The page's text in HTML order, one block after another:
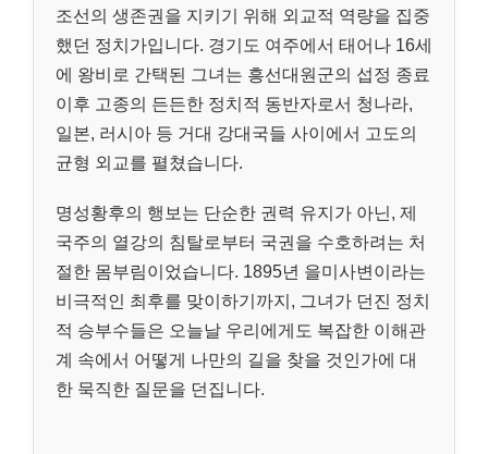
조선의 생존권을 지키기 위해 외교적 역량을 집중
했던 정치가입니다. 경기도 여주에서 태어나 16세
에 왕비로 간택된 그녀는 흥선대원군의 섭정 종료
이후 고종의 든든한 정치적 동반자로서 청나라,
일본, 러시아 등 거대 강대국들 사이에서 고도의
균형 외교를 펼쳤습니다.
명성황후의 행보는 단순한 권력 유지가 아닌, 제
국주의 열강의 침탈로부터 국권을 수호하려는 처
절한 몸부림이었습니다. 1895년 을미사변이라는
비극적인 최후를 맞이하기까지, 그녀가 던진 정치
적 승부수들은 오늘날 우리에게도 복잡한 이해관
계 속에서 어떻게 나만의 길을 찾을 것인가에 대
한 묵직한 질문을 던집니다.